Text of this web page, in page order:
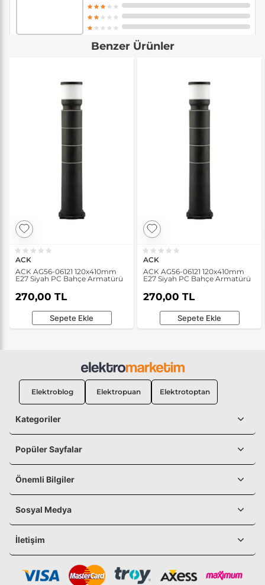
Benzer Ürünler
ACK
ACK AG56-06121 120x410mm
E27 Siyah PC Bahçe Armatürü
270,00 TL
Sepete Ekle
ACK
ACK AG56-06121 120x410mm
E27 Siyah PC Bahçe Armatürü
270,00 TL
Sepete Ekle
Elektroblog Elektropuan Elektrotoptan
Kategoriler
Popüler Sayfalar
Önemli Bilgiler
Sosyal Medya
İletişim